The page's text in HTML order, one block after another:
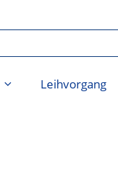
Leihvorgang